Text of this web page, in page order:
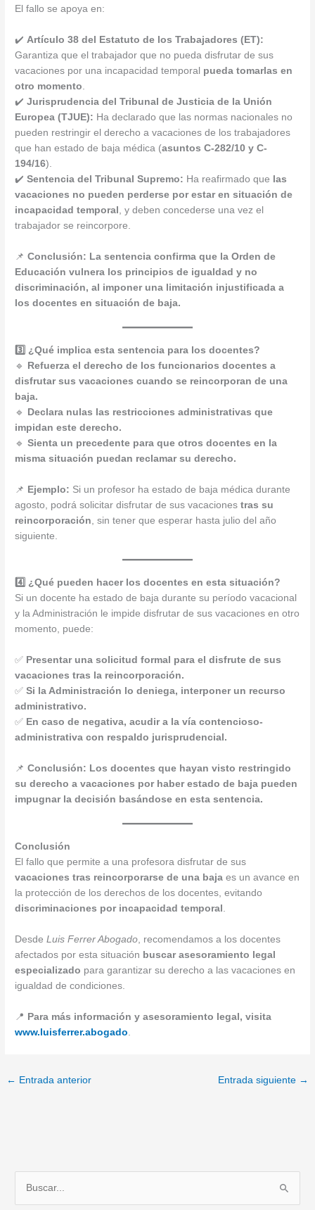
El fallo se apoya en:
✔️ Artículo 38 del Estatuto de los Trabajadores (ET):
Garantiza que el trabajador que no pueda disfrutar de sus
vacaciones por una incapacidad temporal pueda tomarlas en
otro momento
✔️Jurisprudencia del Tribunal de Justicia de la Unión
Europea (TJUE): Ha declarado que las normas nacionales no
pueden restringir el derecho a vacaciones de los trabajadores
que han estado de baja médica (asuntos C-282/10 y C-
194/16).
✔️Sentencia del Tribunal Supremo: Ha reafirmado que las
vacaciones no pueden perderse por estar en situación de
incapacidad temporal
, y deben concederse una vez el
trabajador se reincorpore.
📌Conclusión: La sentencia confirma que la Orden de
Educación vulnera los principios de igualdad y no
discriminación, al imponer una limitación injustificada a
los docentes en situación de baja.
3️⃣ ¿Qué implica esta sentencia para los docentes?
🔹 Refuerza el derecho de los funcionarios docentes a
disfrutar sus vacaciones cuando se reincorporan de una
baja.
🔹 Declara nulas las restricciones administrativas que
impidan este derecho.
🔹Sienta un precedente para que otros docentes en la
misma situación puedan reclamar su derecho.
📌 Ejemplo: Si un profesor ha estado de baja médica durante
agosto, podrá solicitar disfrutar de sus vacacionestras su
reincorporación , sin tener que esperar hasta julio del año
siguiente.
4️⃣ ¿Qué pueden hacer los docentes en esta situación?
Si un docente ha estado de baja durante su período vacacional
y la Administración le impide disfrutar de sus vacaciones en otro
momento, puede:
✅ Presentar una solicitud formal para el disfrute de sus
vacaciones tras la reincorporación.
✅Si la Administración lo deniega, interponer un recurso
administrativo.
✅ En caso de negativa, acudir a la vía contencioso-
administrativa con respaldo jurisprudencial.
📌Conclusión: Los docentes que hayan visto restringido
su derecho a vacaciones por haber estado de baja pueden
impugnar la decisión basándose en esta sentencia.
Conclusión
El fallo que permite a una profesora disfrutar de sus
vacaciones tras reincorporarse de una baja es un avance en
la protección de los derechos de los docentes, evitando
discriminaciones por incapacidad temporal .
DesdeLuis Ferrer Abogado , recomendamos a los docentes
afectados por esta situación buscar asesoramiento legal
especializado para garantizar su derecho a las vacaciones en
igualdad de condiciones.
📍 Para más información y asesoramiento legal, visita
www.luisferrer.abogado
← Entrada anterior Entrada siguiente →